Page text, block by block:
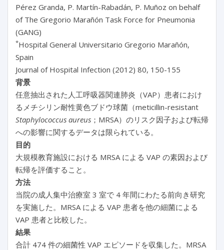
Pérez Granda, P. Martín-Rabadán, P. Muñoz on behalf
of The Gregorio Marañón Task Force for Pneumonia
(GANG)
*Hospital General Universitario Gregorio Marañón,
Spain
Journal of Hospital Infection (2012) 80, 150-155
背景
任意抽出された人工呼吸器関連肺炎（VAP）患者におけ
るメチシリン耐性黄色ブドウ球菌（meticillin-resistant
Staphylococcus aureus ；MRSA）のリスク因子および転帰
への影響に関するデータは限られている。
目的
大規模教育施設における MRSA による VAP の素因および
転帰を評価すること。
方法
当院の成人集中治療室 3 室で 4 年間にわたる前向き研究
を実施した。MRSA による VAP 患者を他の細菌による
VAP 患者と比較した。
結果
合計 474 件の細菌性 VAP エピソードを収集した。MRSA